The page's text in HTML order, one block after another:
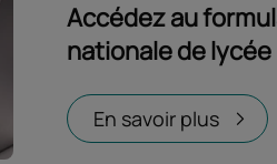
Accédez au
nationale de lycée
En savoir plus
Ouvrir dans un nouvel